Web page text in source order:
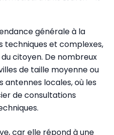
générale à la
techniques et complexes,
citoyen. De nombreux
de taille moyenne ou
antennes locales, où les
de consultations
car elle répond à une